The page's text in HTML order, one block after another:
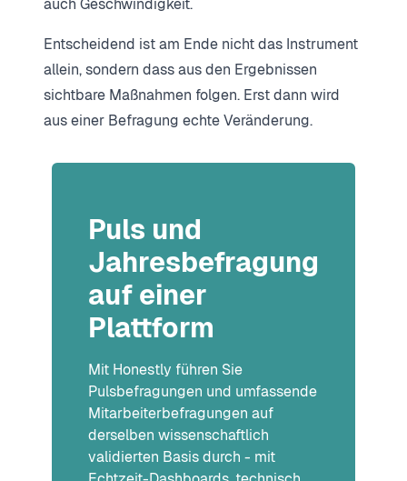
auch Geschwindigkeit.
Entscheidend ist am Ende nicht das Instrument
allein, sondern dass aus den Ergebnissen
sichtbare Maßnahmen folgen. Erst dann wird
aus einer Befragung echte Veränderung.
Puls und
Jahresbefragung
auf einer
Plattform
Mit Honestly führen Sie
Pulsbefragungen und umfassende
Mitarbeiterbefragungen auf
derselben wissenschaftlich
validierten Basis durch - mit